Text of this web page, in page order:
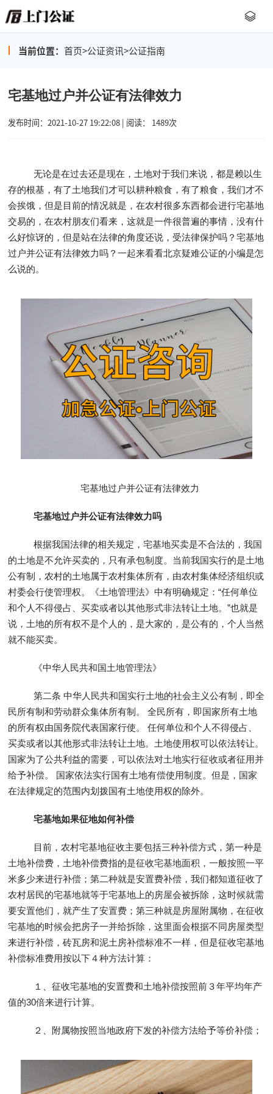
当前位置： 首页>公证资讯>公证指南
宅基地过户并公证有法律效力
发布时间：2021-10-27 19:22:08 | 阅读： 1489次
无论是在过去还是现在，土地对于我们来说，都是赖以生
存的根基，有了土地我们才可以耕种粮食，有了粮食，我们才不
会挨饿，但是目前的情况就是，在农村很多东西都会进行宅基地
交易的，在农村朋友们看来，这就是一件很普遍的事情，没有什
么好惊讶的，但是站在法律的角度还说，受法律保护吗？宅基地
过户并公证有法律效力吗？一起来看看北京疑难公证的小编是怎
么说的。
宅基地过户并公证有法律效力
宅基地过户并公证有法律效力吗
根据我国法律的相关规定，宅基地买卖是不合法的，我国
的土地是不允许买卖的，只有承包制度。当前我国实行的是土地
公有制，农村的土地属于农村集体所有，由农村集体经济组织或
村委会行使管理权。《土地管理法》中有明确规定：“任何单位
和个人不得侵占、买卖或者以其他形式非法转让土地。”也就是
说，土地的所有权不是个人的，是大家的，是公有的，个人当然
就不能买卖。
《中华人民共和国土地管理法》
第二条 中华人民共和国实行土地的社会主义公有制，即全
民所有制和劳动群众集体所有制。 全民所有，即国家所有土地
的所有权由国务院代表国家行使。 任何单位和个人不得侵占、
买卖或者以其他形式非法转让土地。土地使用权可以依法转让。
国家为了公共利益的需要，可以依法对土地实行征收或者征用并
给予补偿。 国家依法实行国有土地有偿使用制度。但是，国家
在法律规定的范围内划拨国有土地使用权的除外。
宅基地如果征地如何补偿
目前，农村宅基地征收主要包括三种补偿方式，第一种是
土地补偿费，土地补偿费指的是征收宅基地面积，一般按照一平
米多少来进行补偿；第二种就是安置费补偿，我们都知道征收了
农村居民的宅基地就等于宅基地上的房屋会被拆除，这时候就需
要安置他们，就产生了安置费；第三种就是房屋附属物，在征收
宅基地的时候会把房子一并给拆除，这里面会根据不同房屋类型
来进行补偿，砖瓦房和泥土房补偿标准不一样，但是征收宅基地
补偿标准费用按以下４种方法计算：
１、征收宅基地的安置费和土地补偿按照前３年平均年产
值的30倍来进行计算。
２、附属物按照当地政府下发的补偿方法给予等价补偿；